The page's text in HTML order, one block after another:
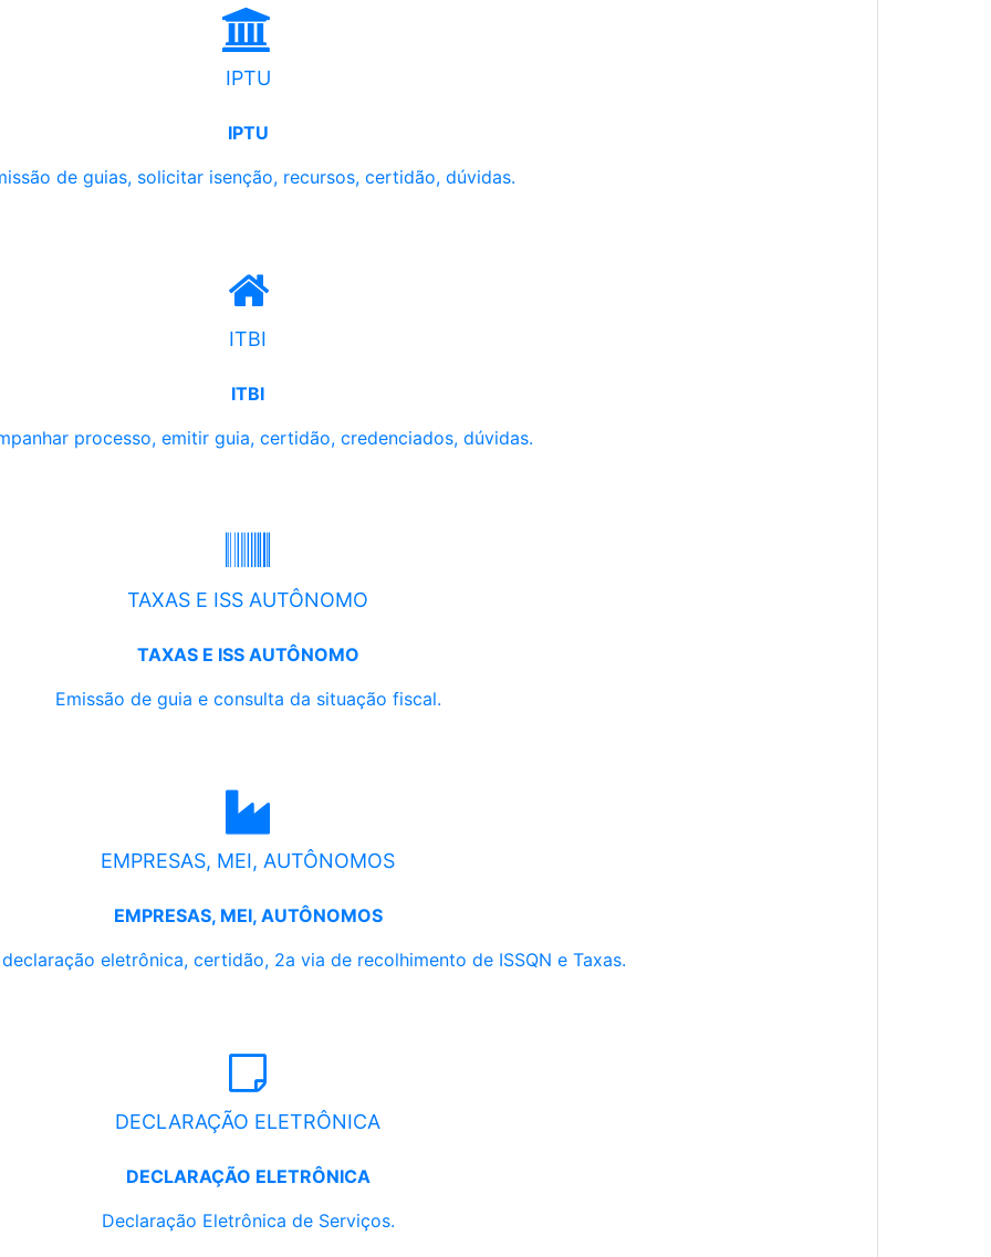
IPTU
IPTU
de guias, solicitar isenção, recursos, certidão, dúvidas.
ITBI
ITBI
processo, emitir guia, certidão, credenciados, dúvidas.
TAXAS E ISS AUTÔNOMO
TAXAS E ISS AUTÔNOMO
Emissão de guia e consulta da situação fiscal.
EMPRESAS, MEI, AUTÔNOMOS
EMPRESAS, MEI, AUTÔNOMOS
eletrônica, certidão, 2a via de recolhimento de ISSQN e Taxas.
DECLARAÇÃO ELETRÔNICA
DECLARAÇÃO ELETRÔNICA
Declaração Eletrônica de Serviços.